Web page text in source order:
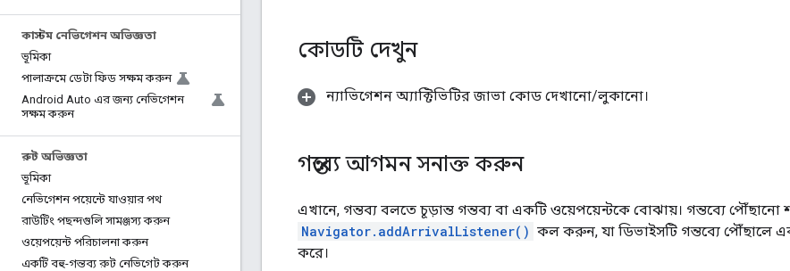
কাস্টম নেভিগেশন অভিজ্ঞতা
ভূমিকা
পালাক্রমে ডেটা ফিড সক্ষম করুন
Android Auto এর জন্য নেভিগেশন
সক্ষম করুন
রুট অভিজ্ঞতা
ভূমিকা
নেভিগেশন পয়েন্টে যাওয়ার পথ
রাউটিং পছন্দগুলি সামঞ্জস্য করুন
ওয়েপয়েন্ট পরিচালনা করুন
একটি বহু-গন্তব্য রুট নেভিগেট করুন
কোডটি দেখুন
ন্যাভিগেশন অ্যাক্টিভিটির জাভা কোড দেখানো/লুকানো।
গন্তব্যে আগমন সনাক্ত করুন
এখানে, গন্তব্য বলতে চূড়ান্ত গন্তব্য বা একটি ওয়েপয়েন্টকে বোঝায়। গন্তব্যে পৌঁছানো
Navigator.addArrivalListener() কল করুন, যা ডিভাইসটি গন্তব্যে পৌঁছালে
করে।